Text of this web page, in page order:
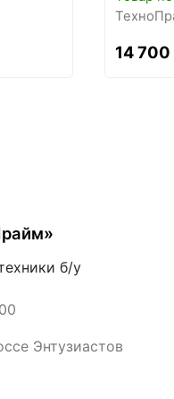
14 700
б/у
Энтузиастов